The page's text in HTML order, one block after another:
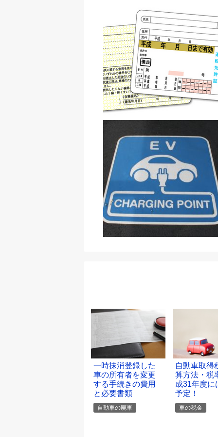
一時抹消登録した
車の所有者を変更
する手続きの費用
と必要書類
自動車の廃車
自動車取得
算方法・税
成31年度に
予定！
車の税金